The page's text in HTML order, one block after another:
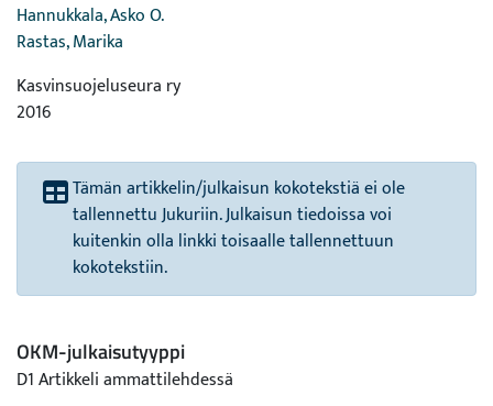
Hannukkala, Asko O.
Rastas, Marika
Kasvinsuojeluseura ry
2016
Tämän artikkelin/julkaisun kokotekstiä ei ole
tallennettu Jukuriin. Julkaisun tiedoissa voi
kuitenkin olla linkki toisaalle tallennettuun
kokotekstiin.
OKM-julkaisutyyppi
D1 Artikkeli ammattilehdessä